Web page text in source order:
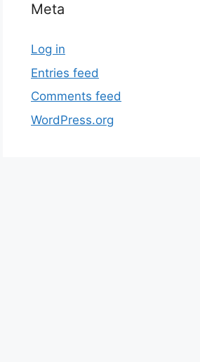
Meta
Log in
Entries feed
Comments feed
WordPress.org